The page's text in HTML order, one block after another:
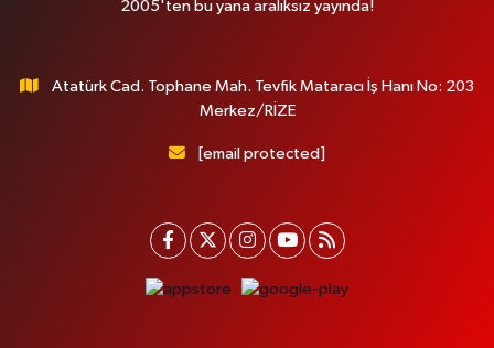
2005'ten bu yana aralıksız yayında!
Atatürk Cad. Tophane Mah. Tevfik Mataracı İş Hanı No: 203
Merkez/RİZE
[email protected]